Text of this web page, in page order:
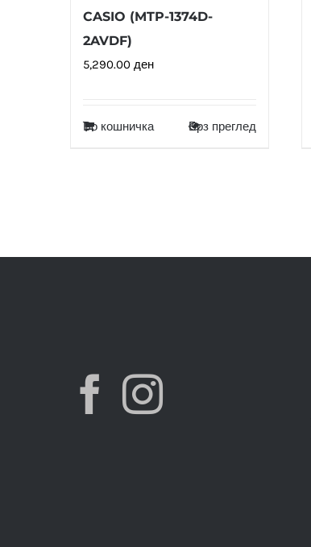
CASIO (MTP-1374D-
2AVDF)
5,290.00 ден
Во кошничка Брз преглед